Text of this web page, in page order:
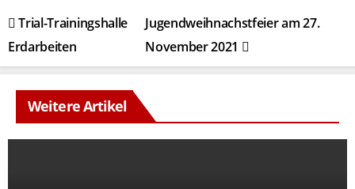
BeitragsnavigationJugendweihnachstfeier am 27.
November 2021
Trial-Trainingshalle
Erdarbeiten
Weitere Artikel